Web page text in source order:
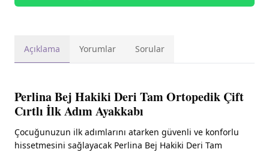
Açıklama Yorumlar Sorular
Perlina Bej Hakiki Deri Tam Ortopedik Çift
Cırtlı İlk Adım Ayakkabı
Çocuğunuzun ilk adımlarını atarken güvenli ve konforlu
hissetmesini sağlayacak Perlina Bej Hakiki Deri Tam